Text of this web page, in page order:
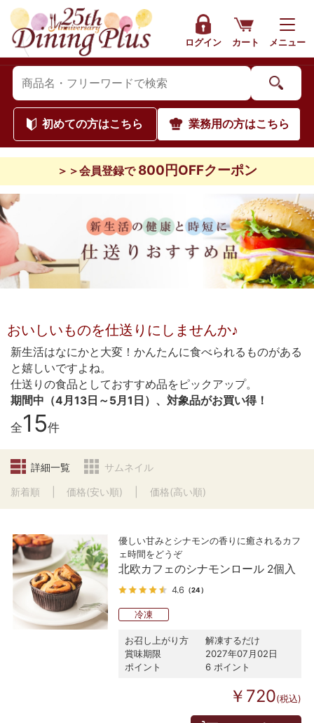
ログイン カート メニュー
初めての方はこちら 業務用の方はこちら
＞＞会員登録で 800円OFFクーポン
おいしいものを仕送りにしませんか♪
新生活はなにかと大変！かんたんに食べられるものがある
と嬉しいですよね。
仕送りの食品としておすすめ品をピックアップ。
期間中（4月13日～5月1日）、対象品がお買い得！
全15件
詳細一覧 サムネイル
新着順 価格(安い順) 価格(高い順)
優しい甘みとシナモンの香りに癒されるカフ
ェ時間をどうぞ
北欧カフェのシナモンロール 2個入
4.6 （24）
冷凍
お召し上がり方
解凍するだけ
賞味期限
2027年07月02日
ポイント
6 ポイント
￥720(税込)